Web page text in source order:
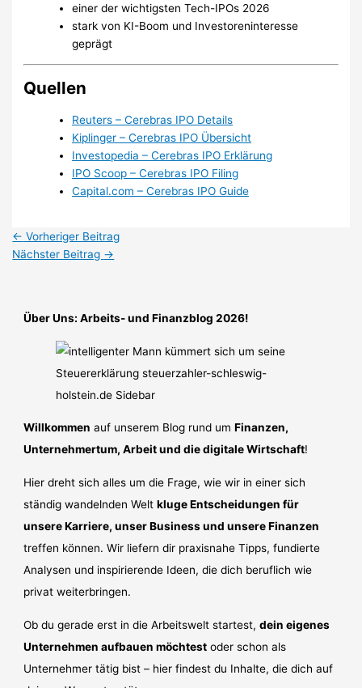
einer der wichtigsten Tech-IPOs 2026
stark von KI-Boom und Investoreninteresse
geprägt
Quellen
Reuters – Cerebras IPO Details
Kiplinger – Cerebras IPO Übersicht
Investopedia – Cerebras IPO Erklärung
IPO Scoop – Cerebras IPO Filing
Capital.com – Cerebras IPO Guide
← Vorheriger Beitrag
Nächster Beitrag →
Über Uns: Arbeits- und Finanzblog 2026!
Willkommen auf unserem Blog rund umFinanzen,
Unternehmertum, Arbeit und die digitale Wirtschaft!
Hier dreht sich alles um die Frage, wie wir in einer sich
ständig wandelnden Weltkluge Entscheidungen für
unsere Karriere, unser Business und unsere Finanzen
treffen können. Wir liefern dir praxisnahe Tipps, fundierte
Analysen und inspirierende Ideen, die dich beruflich wie
privat weiterbringen.
Ob du gerade erst in die Arbeitswelt startest,dein eigenes
Unternehmen aufbauen möchtest oder schon als
Unternehmer tätig bist – hier findest du Inhalte, die dich auf